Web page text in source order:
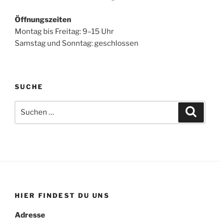
Öffnungszeiten
Montag bis Freitag: 9–15 Uhr
Samstag und Sonntag: geschlossen
SUCHE
nach:
HIER FINDEST DU UNS
Adresse